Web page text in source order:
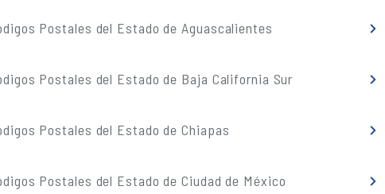
Postales del Estado de Aguascalientes
Postales del Estado de Baja California Sur
Postales del Estado de Chiapas
Postales del Estado de Ciudad de México